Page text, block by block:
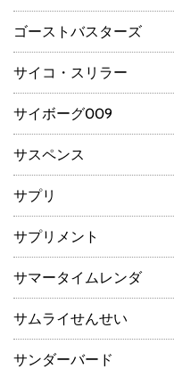
ゴーストバスターズ
サイコ・スリラー
サイボーグ009
サスペンス
サプリ
サプリメント
サマータイムレンダ
サムライせんせい
サンダーバード